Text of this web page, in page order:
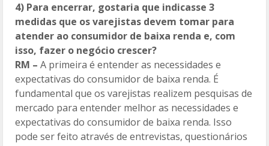
4) Para encerrar, gostaria que indicasse 3
medidas que os varejistas devem tomar para
atender ao consumidor de baixa renda e, com
isso, fazer o negócio crescer?
RM –A primeira é entender as necessidades e
expectativas do consumidor de baixa renda. É
fundamental que os varejistas realizem pesquisas de
mercado para entender melhor as necessidades e
expectativas do consumidor de baixa renda. Isso
pode ser feito através de entrevistas, questionários